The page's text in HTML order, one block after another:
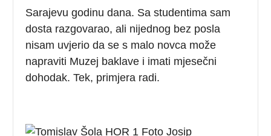
Sarajevu godinu dana. Sa studentima sam
dosta razgovarao, ali nijednog bez posla
nisam uvjerio da se s malo novca može
napraviti Muzej baklave i imati mjesečni
dohodak. Tek, primjera radi.